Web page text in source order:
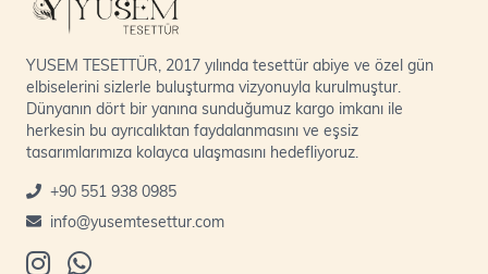
YUSEM TESETTÜR, 2017 yılında tesettür abiye ve özel gün
elbiselerini sizlerle buluşturma vizyonuyla kurulmuştur.
Dünyanın dört bir yanına sunduğumuz kargo imkanı ile
herkesin bu ayrıcalıktan faydalanmasını ve eşsiz
tasarımlarımıza kolayca ulaşmasını hedefliyoruz.
+90 551 938 0985
info@yusemtesettur.com